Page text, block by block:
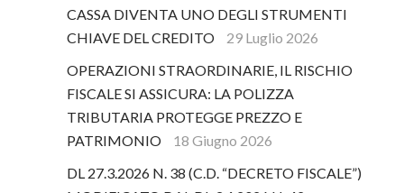
CASSA DIVENTA UNO DEGLI STRUMENTI
CHIAVE DEL CREDITO
29 Luglio 2026
OPERAZIONI STRAORDINARIE, IL RISCHIO
FISCALE SI ASSICURA: LA POLIZZA
TRIBUTARIA PROTEGGE PREZZO E
PATRIMONIO
18 Giugno 2026
DL 27.3.2026 N. 38 (C.D. “DECRETO FISCALE”)